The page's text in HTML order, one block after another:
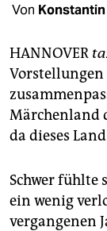
unterstützen
abo
genossenschaft
epaper login
Von Konstantin
HANNOVER
Vorstellungen
Märchenland
da dieses
Schwer fühlte
ein wenig
vergangenen